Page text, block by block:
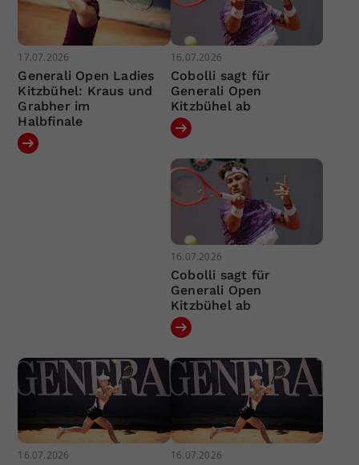
17.07.2026
Generali Open Ladies
Kitzbühel: Kraus und
Grabher im
Halbfinale
16.07.2026
Cobolli sagt für
Generali Open
Kitzbühel ab
16.07.2026
Cobolli sagt für
Generali Open
Kitzbühel ab
16.07.2026 16.07.2026